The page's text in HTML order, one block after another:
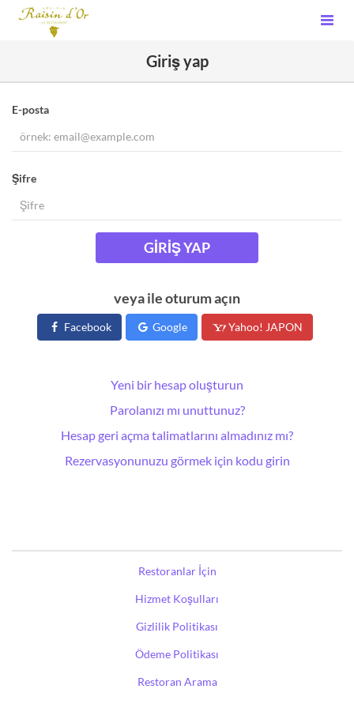
Giriş yap
E-posta
Şifre
GIRIŞ YAP
veya ile oturum açın
Facebook Google Yahoo! JAPON
Yeni bir hesap oluşturun
Parolanızı mı unuttunuz?
Hesap geri açma talimatlarını almadınız mı?
Rezervasyonunuzu görmek için kodu girin
Restoranlar İçin
Hizmet Koşulları
Gizlilik Politikası
Ödeme Politikası
Restoran Arama